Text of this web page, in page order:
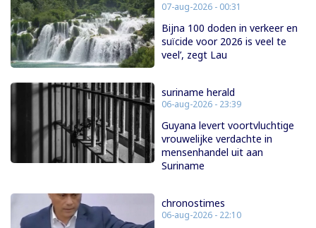
07-aug-2026 - 00:31
Bijna 100 doden in verkeer en
suïcide voor 2026 is veel te
veel’, zegt Lau
suriname herald
06-aug-2026 - 23:39
Guyana levert voortvluchtige
vrouwelijke verdachte in
mensenhandel uit aan
Suriname
chronostimes
06-aug-2026 - 22:10